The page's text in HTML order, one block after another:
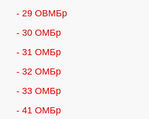
- 29 ОВМБр
- 30 ОМБр
- 31 ОМБр
- 32 ОМБр
- 33 ОМБр
- 41 ОМБр